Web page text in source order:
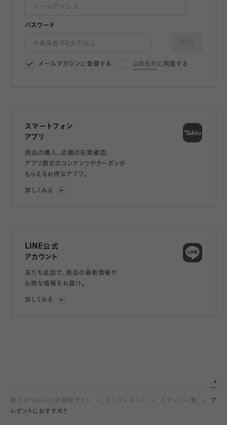
パスワード
メールマガジンに登録する 会員規約 に同意する
スマートフォン
アプリ
商品の購入、店舗の在庫確認、
アプリ限定のコンテンツやクーポンが
もらえるお得なアプリ。
詳しくみる
LINE公式
アカウント
友だち追加で、 商品の最新情報や
お得な情報をお届け。
詳しくみる
靴下のTabio公式通販サイト コーディネート スタッフ一覧
プ
レゼントにおすすめ‼️